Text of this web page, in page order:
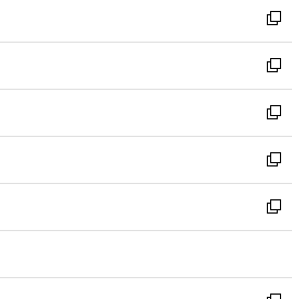
く
で
開
く
ド
ウ
で
開
く
ィ
ン
ド
ウ
で
開
く
い
ウ
ィ
ン
ド
ウ
で
開
く
新
し
い
ウ
ィ
ン
ド
ウ
で
開
新
し
い
ウ
ィ
ン
ド
ウ
開
新
し
い
ウ
ィ
ン
ウ
新
し
い
ウ
ン
新
し
ウ